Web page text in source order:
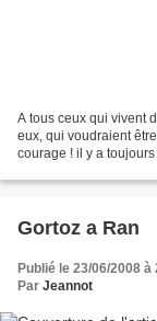
A tous ceux qui vivent
eux, qui voudraient
courage ! il y a
Gortoz a Ran
Publié le 23/06/2008 à
Par Jeannot